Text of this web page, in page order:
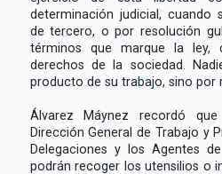
determinación judicial, cuando
de tercero, o por resolución
términos que marque la ley,
derechos de la sociedad.
producto de su trabajo, sino por
Álvarez Máynez recordó
Dirección General de Trabajo y
Delegaciones y los Agentes
podrán recoger los utensilios o